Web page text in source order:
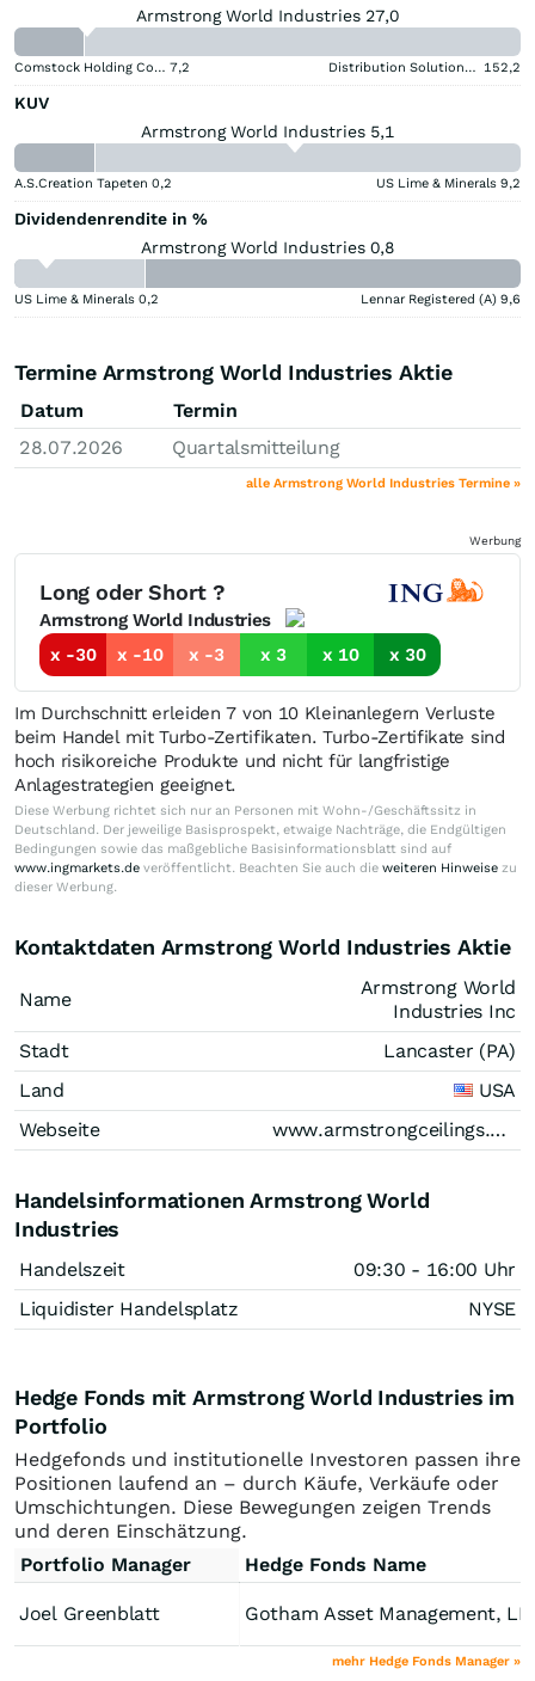
Armstrong World Industries 27,0
Comstock Holding Companies Registered (A) 7,2 Distribution Solutions Group 152,2
KUV
Armstrong World Industries 5,1
A.S.Creation Tapeten 0,2 US Lime & Minerals 9,2
Dividendenrendite in %
Armstrong World Industries 0,8
US Lime & Minerals 0,2 Lennar Registered (A) 9,6
Termine Armstrong World Industries Aktie
Datum
Termin
28.07.2026
Quartalsmitteilung
alle Armstrong World Industries Termine »
Werbung
Long oder Short ?
Armstrong World Industries
x -30
x -10 x -3 x 3 x 10 x 30
Im Durchschnitt erleiden 7 von 10 Kleinanlegern Verluste
beim Handel mit Turbo-Zertifikaten. Turbo-Zertifikate sind
hoch risikoreiche Produkte und nicht für langfristige
Anlagestrategien geeignet.
Diese Werbung richtet sich nur an Personen mit Wohn-/Geschäftssitz in
Deutschland. Der jeweilige Basisprospekt, etwaige Nachträge, die Endgültigen
Bedingungen sowie das maßgebliche Basisinformationsblatt sind auf
www.ingmarkets.de veröffentlicht. Beachten Sie auch die weiteren Hinweise zu
dieser Werbung.
Kontaktdaten Armstrong World Industries Aktie
Name
Armstrong World
Industries Inc
Stadt
Lancaster (PA)
Land
USA
Webseite
www.armstrongceilings.com
Handelsinformationen Armstrong World
Industries
Handelszeit
09:30 - 16:00 Uhr
Liquidister Handelsplatz
NYSE
Hedge Fonds mit Armstrong World Industries im
Portfolio
Hedgefonds und institutionelle Investoren passen ihre
Positionen laufend an – durch Käufe, Verkäufe oder
Umschichtungen. Diese Bewegungen zeigen Trends
und deren Einschätzung.
Portfolio Manager
Hedge Fonds Name
Joel Greenblatt Gotham Asset Management,
mehr Hedge Fonds Manager »